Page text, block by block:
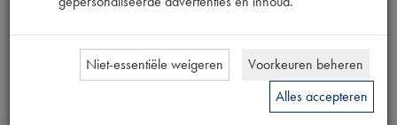
Niet-essentiële weigeren
Voorkeuren beheren
Alles accepteren